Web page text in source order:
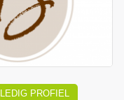
PROFIEL